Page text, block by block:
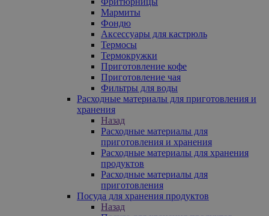
Мармиты
Фондю
Аксессуары для кастрюль
Термосы
Термокружки
Приготовление кофе
Приготовление чая
Фильтры для воды
Расходные материалы для приготовления и
хранения
Назад
Расходные материалы для
приготовления и хранения
Расходные материалы для хранения
продуктов
Расходные материалы для
приготовления
Посуда для хранения продуктов
Назад